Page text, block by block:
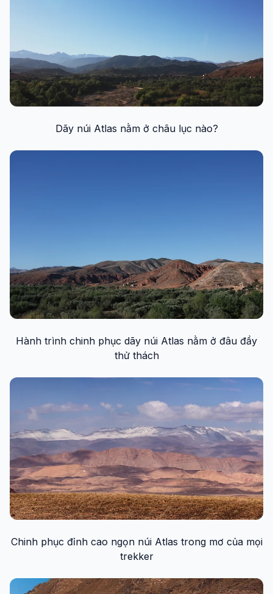
Dãy núi Atlas nằm ở châu lục nào?
Hành trình chinh phục dãy núi Atlas nằm ở đâu đầy
thử thách
Chinh phục đỉnh cao ngọn núi Atlas trong mơ của mọi
trekker